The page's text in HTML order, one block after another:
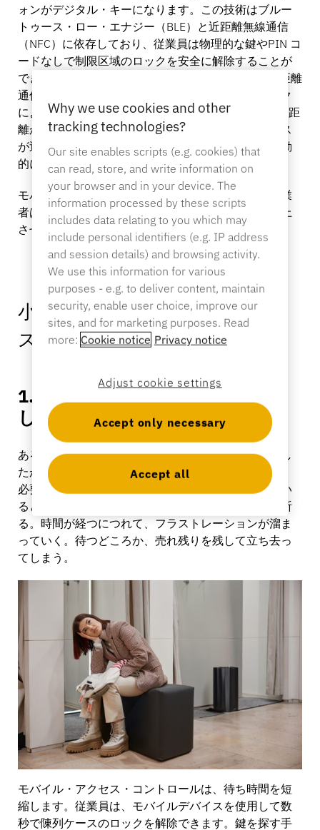
ォンがデジタル・キーになります。この技術はブルー
トゥース・ロー・エナジー（BLE）と近距離無線通信
（NFC）に依存しており、従業員は物理的な鍵やPIN コ
ードなしで制限区域のロックを安全に解除することが
できます。NFCは、スマートフォンとロック間の近距離
通信を必要とすることで、タップ・トゥ・アンロック
による迅速なアクセスを可能にします。一方、BLEは距
離が離れていても機能するため、許可されたデバイス
が近くにあれば、ドアやキャビネットのロックを自動
的に解除することができる。
モバイル・アクセス・コントロールを利用する小売業
者は、店舗運営を合理化しながらセキュリティを向上
させることができる。
小売業におけるモバイルアクセ
スの5つの主な利点
1.より早く商品のロックを解除
し、売上を伸ばす
ある高級家電量販店で、顧客が商品を購入しようとし
たが、陳列ケースに鍵がかかっていた。店員を探し、
必要なものを説明し、店員が鍵を探し出す（持ってい
るとしても）間待ち、その鍵が本当に使えることを祈
る。時間が経つにつれて、フラストレーションが溜ま
っていく。待つどころか、売れ残りを残して立ち去っ
てしまう。
モバイル・アクセス・コントロールは、待ち時間を短
縮します。従業員は、モバイルデバイスを使用して数
秒で陳列ケースのロックを解除できます。鍵を探す手
Why we use cookies and other
tracking technologies?
Our site enables scripts (e.g. cookies) that
can read, store, and write information on
your browser and in your device. The
information processed by these scripts
includes data relating to you which may
include personal identifiers (e.g. IP address
and session details) and browsing activity.
We use this information for various
purposes - e.g. to deliver content, maintain
security, enable user choice, improve our
sites, and for marketing purposes. Read
more: Cookie notice Privacy notice
Adjust cookie settings
Accept only necessary
Accept all